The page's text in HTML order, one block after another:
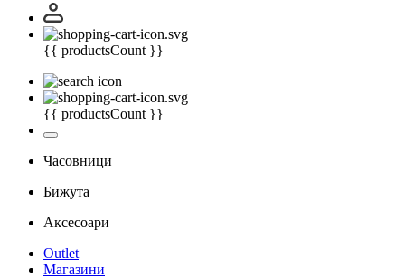
{{ productsCount }}
{{ productsCount }}
Часовници
Бижута
Аксесоари
Outlet
Магазини